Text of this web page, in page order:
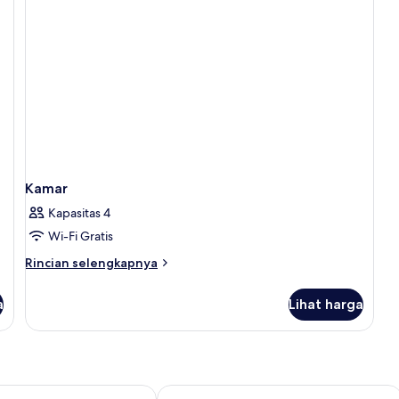
Kamar
Kapasitas 4
Wi-Fi Gratis
Rincian selengkapnya
Rincian
Kamar
Lihat harga
Lafayette Hôtel Vacances Bleues Provinces